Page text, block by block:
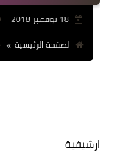
18 نوفمبر 2018
الصفحة الرئيسية
ارشيفية